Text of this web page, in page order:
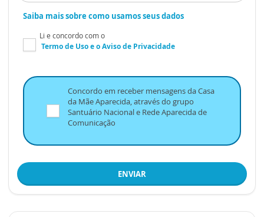
Saiba mais sobre como usamos seus dados
Li e concordo com o
Termo de Usoe oAviso de Privacidade
Concordo em receber mensagens da Casa
da Mãe Aparecida, através do grupo
Santuário Nacional e Rede Aparecida de
Comunicação
ENVIAR